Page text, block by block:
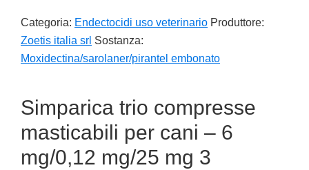
Categoria: Endectocidi uso veterinario Produttore:
Zoetis italia srl Sostanza:
Moxidectina/sarolaner/pirantel embonato
Simparica trio compresse
masticabili per cani – 6
mg/0,12 mg/25 mg 3